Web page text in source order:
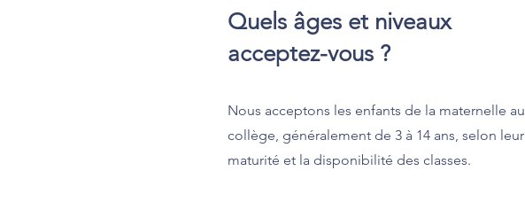
Quels âges et niveaux
acceptez-vous ?
Nous acceptons les enfants de la maternelle au
collège, généralement de 3 à 14 ans, selon leur
maturité et la disponibilité des classes.